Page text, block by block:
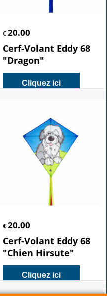
€20.00
Cerf-Volant Eddy 68
"Dragon"
Cliquez ici
€20.00
Cerf-Volant Eddy 68
"Chien Hirsute"
Cliquez ici